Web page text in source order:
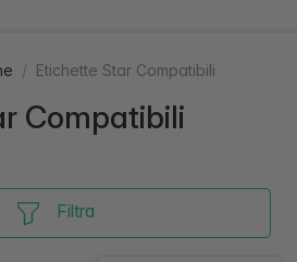
Etichette Star Compatibili
Compatibili
Filtra